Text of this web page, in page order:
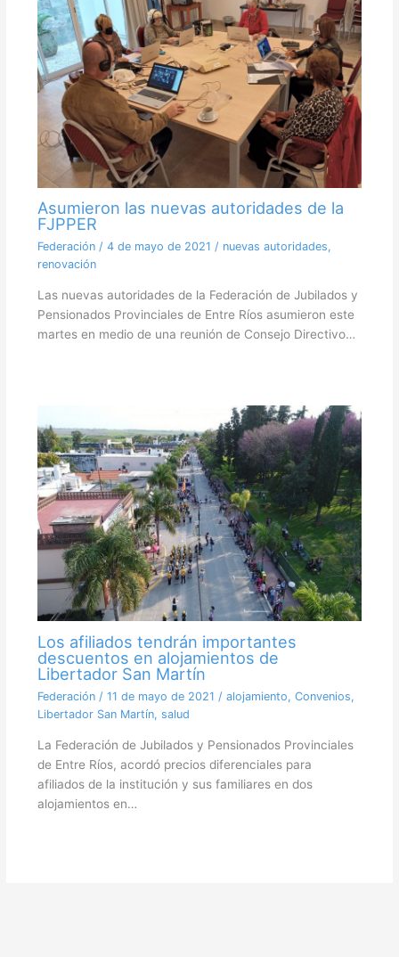
Asumieron las nuevas autoridades de la
FJPPER
Federación/ 4 de mayo de 2021 / nuevas autoridades,
renovación
Las nuevas autoridades de la Federación de Jubilados y
Pensionados Provinciales de Entre Ríos asumieron este
martes en medio de una reunión de Consejo Directivo…
Los afiliados tendrán importantes
descuentos en alojamientos de
Libertador San Martín
Federación/ 11 de mayo de 2021 / alojamiento, Convenios,
Libertador San Martín, salud
La Federación de Jubilados y Pensionados Provinciales
de Entre Ríos, acordó precios diferenciales para
afiliados de la institución y sus familiares en dos
alojamientos en…